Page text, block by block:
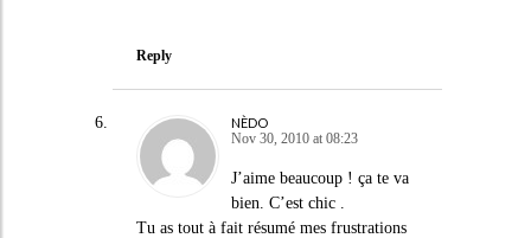
Reply
NÈDO
Nov 30, 2010 at 08:23
J’aime beaucoup ! ça te va
bien. C’est chic .
Tu as tout à fait résumé mes frustrations